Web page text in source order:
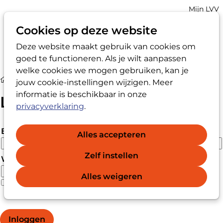
Cookies op deze website
Deze website maakt gebruik van cookies om
goed te functioneren. Als je wilt aanpassen
welke cookies we mogen gebruiken, kan je
jouw cookie-instellingen wijzigen. Meer
informatie is beschikbaar in onze
privacyverklaring.
Alles accepteren
Zelf instellen
Alles weigeren
Zoek
Account
Mijn LVV
Login
Login
E-mailadres
Wachtwoord
Wachtwoord weergeven
Wachtwoord vergeten?
Inloggen